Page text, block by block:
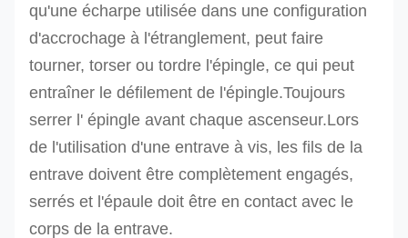
qu'une écharpe utilisée dans une configuration
d'accrochage à l'étranglement, peut faire
tourner, torser ou tordre l'épingle, ce qui peut
entraîner le défilement de l'épingle.Toujours
serrer l' épingle avant chaque ascenseur.Lors
de l'utilisation d'une entrave à vis, les fils de la
entrave doivent être complètement engagés,
serrés et l'épaule doit être en contact avec le
corps de la entrave.